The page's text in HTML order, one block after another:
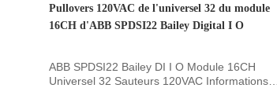
Pullovers 120VAC de l'universel 32 du module
16CH d'ABB SPDSI22 Bailey Digital I O
ABB SPDSI22 Bailey DI I O Module 16CH
Universel 32 Sauteurs 120VAC Informations